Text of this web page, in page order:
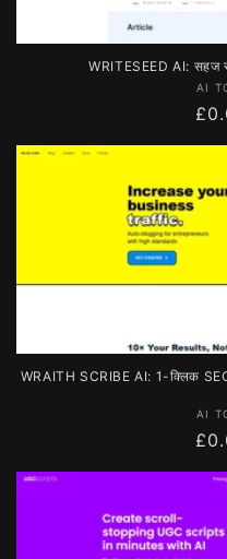
WRITESEED AI: सहज
AI
रूप
मूल्य
WRAITH SCRIBE AI: 1-क्लिक
AI
रूप